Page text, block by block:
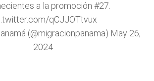
a la promoción #27.
qCJJOTtvux
(@migracionpanama) May 26,
2024